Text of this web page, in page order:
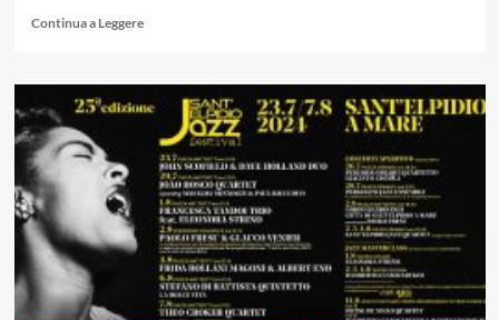
Continua a LeggereLeggi
su
Valerio
Corzani,
world
music
jazz